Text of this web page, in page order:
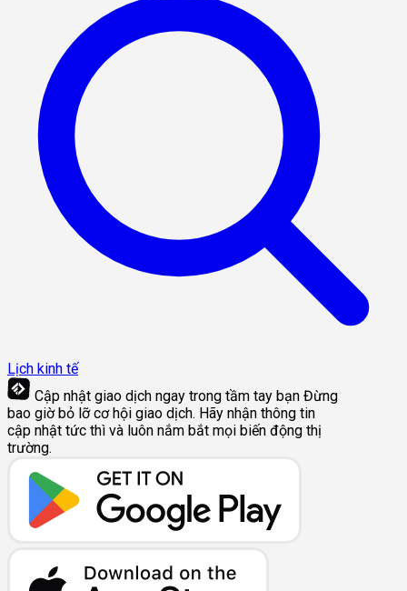
Lịch kinh tế
Cập nhật giao dịch ngay trong tầm tay bạn Đừng
bao giờ bỏ lỡ cơ hội giao dịch. Hãy nhận thông tin
cập nhật tức thì và luôn nắm bắt mọi biến động thị
trường.